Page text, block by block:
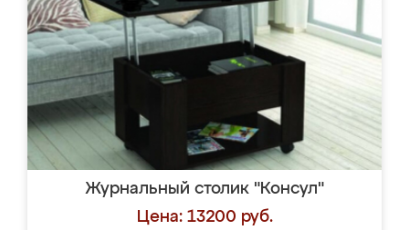
Журнальный столик "Консул"
Цена: 13200 руб.